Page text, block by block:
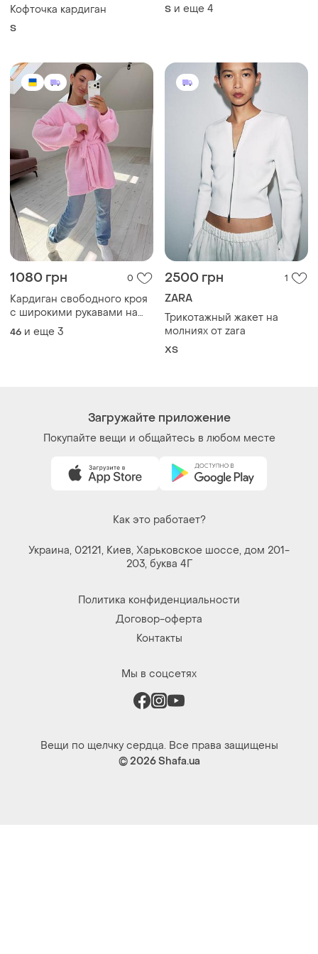
Кофточка кардиган
S
S и еще 4
1080 грн 0
Кардиган свободного кроя
с широкими рукавами на
манжетах с поясом
46 и еще 3
2500 грн 1
ZARA
Трикотажный жакет на
молниях от zara
ХS
Загружайте приложение
Покупайте вещи и общайтесь в любом месте
Как это работает?
Украина, 02121, Киев, Харьковское шоссе, дом 201-
203, буква 4Г
Политика конфиденциальности
Договор-оферта
Контакты
Мы в соцсетях
Вещи по щелчку сердца. Все права защищены
© 2026Shafa.ua